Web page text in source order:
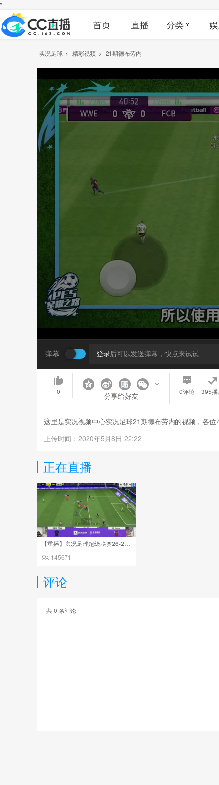
"
首页 直播 分类
实况足球 > 精彩视频 > 21期德布劳内
弹幕 登录后可以发送弹幕，快点来试试
0 分享给好友 0评论 395播
这里是实况视频中心实况足球21期德布劳内的视频，各
上传时间：2020年5月8日 22:22
正在直播
145671
评论
共0 条评论